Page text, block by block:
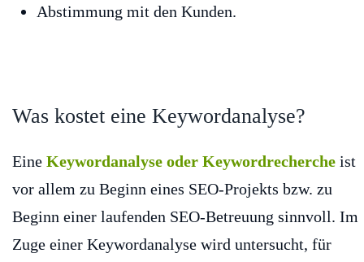
Abstimmung mit den Kunden.
Was kostet eine Keywordanalyse?
Eine Keywordanalyse oder Keywordrecherche ist
vor allem zu Beginn eines SEO-Projekts bzw. zu
Beginn einer laufenden SEO-Betreuung sinnvoll. Im
Zuge einer Keywordanalyse wird untersucht, für